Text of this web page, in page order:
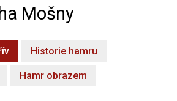
Mošny
Historie hamru
Hamr obrazem